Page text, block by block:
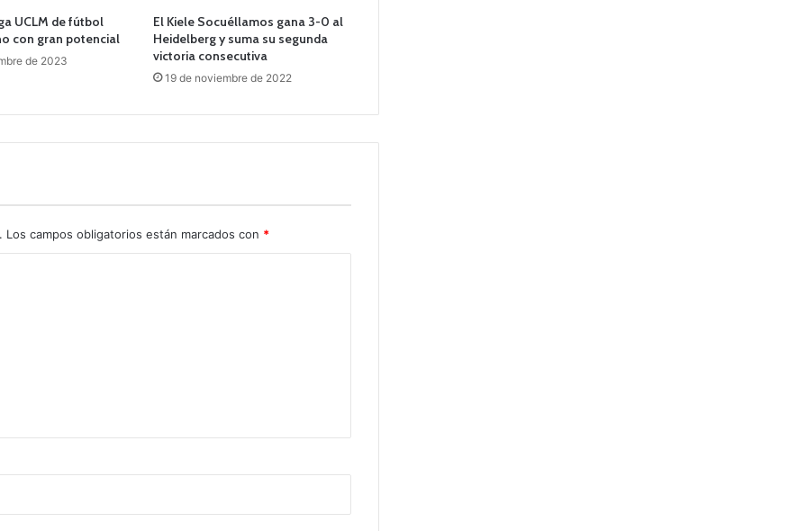
UCLM de fútbol
con gran potencial
de 2023
El Kiele Socuéllamos gana 3-0 al
Heidelberg y suma su segunda
victoria consecutiva
19 de noviembre de 2022
Los campos obligatorios están marcados con *